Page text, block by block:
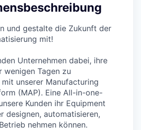
und gestalte die Zukunft der
mit!
Unternehmen dabei, ihre
wenigen Tagen zu
unserer Manufacturing
(MAP). Eine All-in-one-
Kunden ihr Equipment
designen, automatisieren,
nehmen können.